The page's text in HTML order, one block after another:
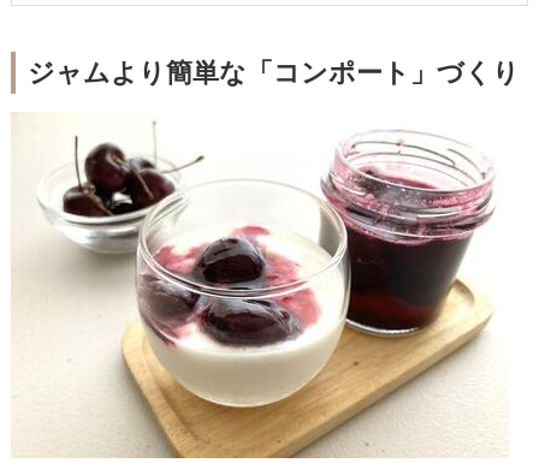
ジャムより簡単な「コンポート」づくり